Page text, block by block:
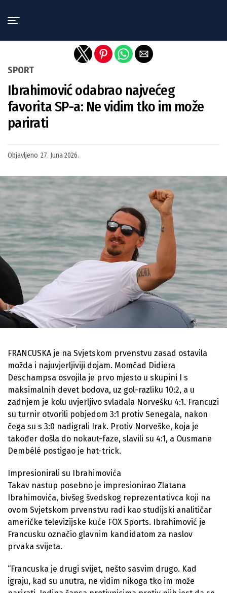
SPORT
Ibrahimović odabrao najvećeg
favorita SP-a: Ne vidim tko im može
parirati
Objavljeno 27. Juna 2026.
FRANCUSKA je na Svjetskom prvenstvu zasad ostavila
možda i najuvjerljiviji dojam. Momčad Didiera
Deschampsa osvojila je prvo mjesto u skupini I s
maksimalnih devet bodova, uz gol-razliku 10:2, a u
zadnjem je kolu uvjerljivo svladala Norvešku 4:1. Francuzi
su turnir otvorili pobjedom 3:1 protiv Senegala, nakon
čega su s 3:0 nadigrali Irak. Protiv Norveške, koja je
također došla do nokaut-faze, slavili su 4:1, a Ousmane
Dembélé postigao je hat-trick.
Impresionirali su Ibrahimovića
Takav nastup posebno je impresionirao Zlatana
Ibrahimovića, bivšeg švedskog reprezentativca koji na
ovom Svjetskom prvenstvu radi kao studijski analitičar
američke televizijske kuće FOX Sports. Ibrahimović je
Francusku označio glavnim kandidatom za naslov
prvaka svijeta.
“Francuska je drugi svijet, nešto sasvim drugo. Kad
igraju, kad su unutra, ne vidim nikoga tko im može